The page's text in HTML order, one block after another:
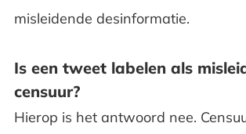
misleidende desinformatie.
Is een tweet labelen als
censuur?
Hierop is het antwoord nee.